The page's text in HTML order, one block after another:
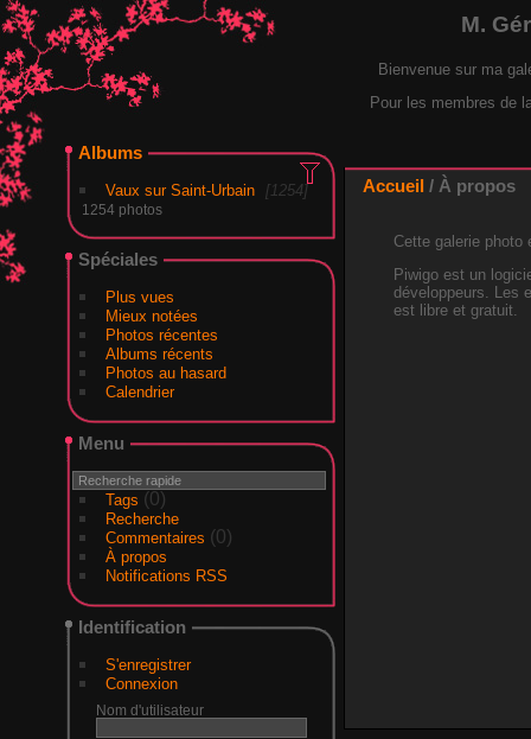
M.
Bienvenue sur ma
Pour les membres de
Albums
Vaux sur Saint-Urbain 1254
1254 photos
Spéciales
Plus vues
Mieux notées
Photos récentes
Albums récents
Photos au hasard
Calendrier
Menu
Tags (0)
Recherche
Commentaires (0)
À propos
Notifications RSS
Identification
S'enregistrer
Connexion
Nom d'utilisateur
Accueil / À propos
Cette galerie photo
Piwigo est un
développeurs. Les
est libre et gratuit.